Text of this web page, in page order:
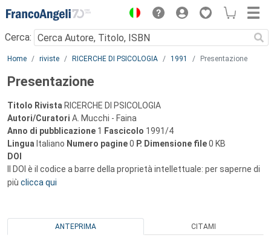
Menu
Cerca:
Main content
Home riviste RICERCHE DI PSICOLOGIA 1991 Presentazione
Presentazione
Titolo Rivista RICERCHE DI PSICOLOGIA
Autori/Curatori A. Mucchi - Faina
Anno di pubblicazione 1 Fascicolo 1991/4
Lingua Italiano Numero pagine0 P. Dimensione file0 KB
DOI
Il DOI è il codice a barre della proprietà intellettuale: per saperne di
più clicca qui
ANTEPRIMA CITAMI